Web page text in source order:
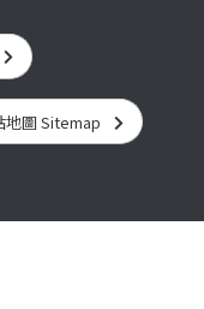
地圖 Sitemap